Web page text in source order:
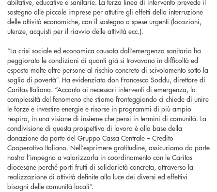
abitative, educative e sanitarie. La terza linea di intervento prevede il
sostegno alle piccole imprese per attutire gli effetti della interruzione
delle attività economiche, con il sostegno a spese urgenti (locazioni,
utenze, acquisti per il riavvio delle attività ecc.).
“La crisi sociale ed economica causata dall’emergenza sanitaria ha
peggiorato le condizioni di quanti già si trovavano in difficoltà ed
esposto molte altre persone al rischio concreto di scivolamento sotto la
soglia di povertà”. Ha evidenziato don Francesco Soddu, direttore di
Caritas Italiana. “Accanto ai necessari interventi di emergenza, la
complessità del fenomeno che stiamo fronteggiando ci chiede di unire
le forze e investire energie e risorse in programmi di più ampio
respiro, in una visione di insieme che pensi in termini di comunità. La
condivisione di questa prospettiva di lavoro è alla base della
donazione da parte del Gruppo Cassa Centrale – Credito
Cooperativo Italiano. Nell’esprimere gratitudine, assicuriamo da parte
nostra l’impegno a valorizzarla in coordinamento con le Caritas
diocesane perché porti frutti di solidarietà concreta, attraverso la
realizzazione di attività definite alla luce dei diversi ed effettivi
bisogni delle comunità locali”.